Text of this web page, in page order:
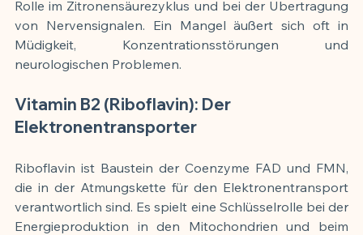
Rolle im Zitronensäurezyklus und bei der Übertragung
von Nervensignalen. Ein Mangel äußert sich oft in
Müdigkeit, Konzentrationsstörungen und
neurologischen Problemen.
Vitamin B2 (Riboflavin): Der
Elektronentransporter
Riboflavin ist Baustein der Coenzyme FAD und FMN,
die in der Atmungskette für den Elektronentransport
verantwortlich sind. Es spielt eine Schlüsselrolle bei der
Energieproduktion in den Mitochondrien und beim